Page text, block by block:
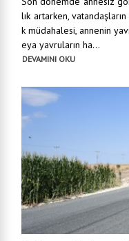
lık artarken,
k müdahalesi, annenin
eya yavruların ha...
DEVAMINI OKU